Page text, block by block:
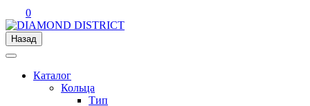
0
Назад
Каталог
Кольца
Тип